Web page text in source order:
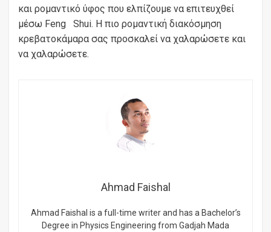
και ρομαντικό ύφος που ελπίζουμε να επιτευχθεί
μέσω Feng
Shui. Η πιο ρομαντική διακόσμηση
κρεβατοκάμαρα σας προσκαλεί να χαλαρώσετε και
να χαλαρώσετε.
Ahmad Faishal
Ahmad Faishal is a full-time writer and has a Bachelor’s
Degree in Physics Engineering from Gadjah Mada